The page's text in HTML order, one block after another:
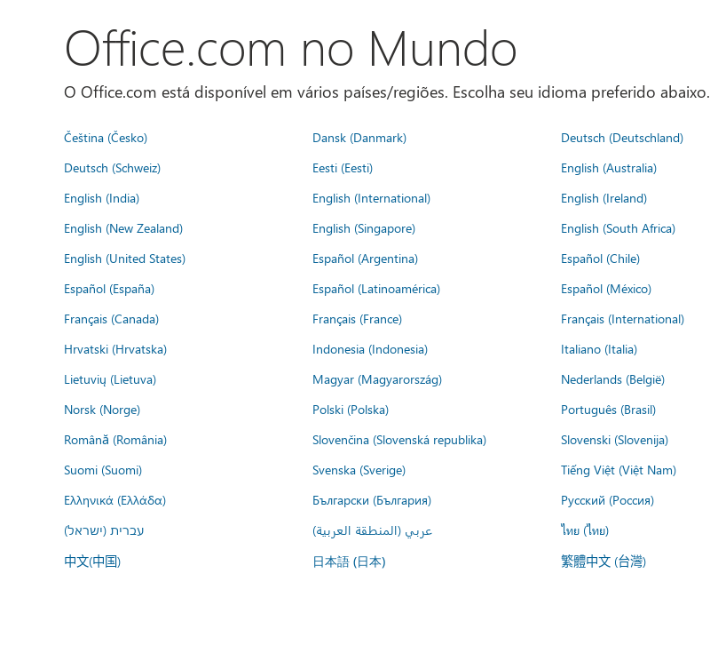
Office.com no Mundo
O Office.com está disponível em vários países/regiões. Escolha seu idioma preferido abaixo.
Čeština (Česko) Dansk (Danmark) Deutsch (Deutschland)
Deutsch (Schweiz)
Eesti (Eesti) English (Australia)
English (India)
English (International) English (Ireland)
English (New Zealand)
English (Singapore) English (South Africa)
English (United States)
Español (Argentina) Español (Chile)
Español (España)
Español (Latinoamérica) Español (México)
Français (Canada)
Français (France) Français (International)
Hrvatski (Hrvatska)
Indonesia (Indonesia) Italiano (Italia)
Lietuvių (Lietuva)
Magyar (Magyarország) Nederlands (België)
Norsk (Norge)
Polski (Polska) Português (Brasil)
Română (România)
Slovenčina (Slovenská republika) Slovenski (Slovenija)
Suomi (Suomi)
Svenska (Sverige) Tiếng Việt (Việt Nam)
Ελληνικά (Ελλάδα)
Български (България) Русский (Россия)
עברית (ישראל)
عربي (المنطقة العربية) ไทย (ไทย)
中文(中国) 日本語 (日本) 繁體中文 (台灣)